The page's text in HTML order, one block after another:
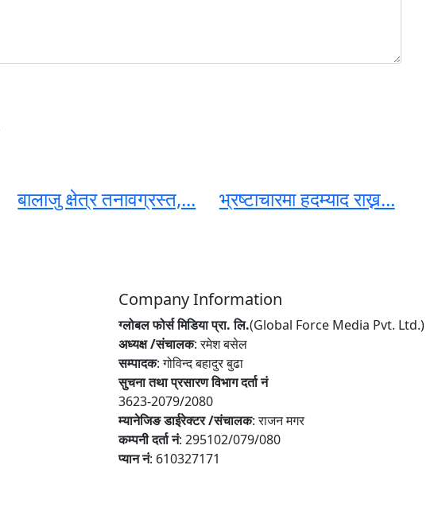
बालाजु क्षेत्र तनावग्रस्त,... भ्रष्टाचारमा हदम्याद राख्न...
Company Information
ग्लोबल फोर्स मिडिया प्रा. लि.(Global Force Media Pvt. Ltd.)
अध्यक्ष /संचालक: रमेश बसेल
सम्पादक: गोविन्द बहादुर बुढा
सुचना तथा प्रसारण विभाग दर्ता नं
3623-2079/2080
म्यानेजिङ डाईरेक्टर /संचालक: राजन मगर
कम्पनी दर्ता नं: 295102/079/080
प्यान नं: 610327171